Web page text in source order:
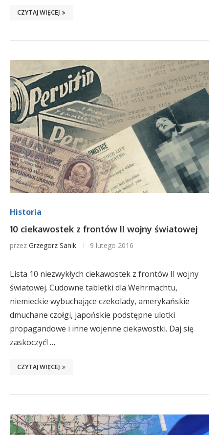
CZYTAJ WIĘCEJ
Historia
10 ciekawostek z frontów II wojny światowej
przez Grzegorz Sanik 9 lutego 2016
Lista 10 niezwykłych ciekawostek z frontów II wojny
światowej. Cudowne tabletki dla Wehrmachtu,
niemieckie wybuchające czekolady, amerykańskie
dmuchane czołgi, japońskie podstępne ulotki
propagandowe i inne wojenne ciekawostki. Daj się
zaskoczyć! …
CZYTAJ WIĘCEJ